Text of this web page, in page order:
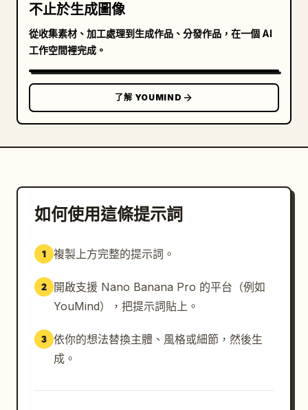
不止於生成圖像
從收集素材、加工處理到生成作品、分發作品，在一個 AI
工作空間裡完成。
了解 YOUMIND
如何使用這條提示詞
1 複製上方完整的提示詞。
2
開啟支援 Nano Banana Pro 的平台（例如
YouMind），把提示詞貼上。
3 依你的想法替換主體、風格或細節，然後生
成。